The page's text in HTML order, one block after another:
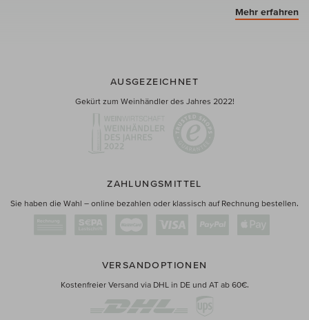
Mehr erfahren
AUSGEZEICHNET
Gekürt zum Weinhändler des Jahres 2022!
ZAHLUNGSMITTEL
Sie haben die Wahl – online bezahlen oder klassisch auf Rechnung bestellen.
VERSANDOPTIONEN
Kostenfreier Versand via DHL in DE und AT ab 60€.